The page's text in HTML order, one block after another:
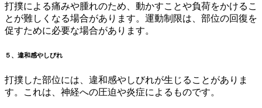
打撲による痛みや腫れのため、動かすことや負荷をかけるこ
とが難しくなる場合があります。運動制限は、部位の回復を
促すために必要な場合があります。
５、違和感やしびれ
打撲した部位には、違和感やしびれが生じることがありま
す。これは、神経への圧迫や炎症によるものです。